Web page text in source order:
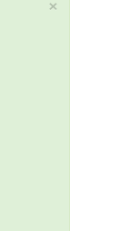
×